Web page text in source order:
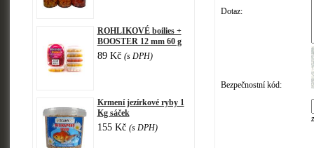
ROHLIKOVÉ boilies +
BOOSTER 12 mm 60 g
89 Kč (s DPH)
Krmení jezírkové ryby 1
Kg sáček
155 Kč (s DPH)
Dotaz:
Bezpečnostní kód: